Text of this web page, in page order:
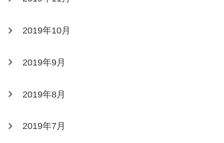
2019年10月
2019年9月
2019年8月
2019年7月